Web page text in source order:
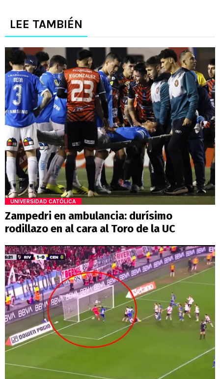
LEE TAMBIÉN
UNIVERSIDAD CATÓLICA
Zampedri en ambulancia: durísimo
rodillazo en al cara al Toro de la UC